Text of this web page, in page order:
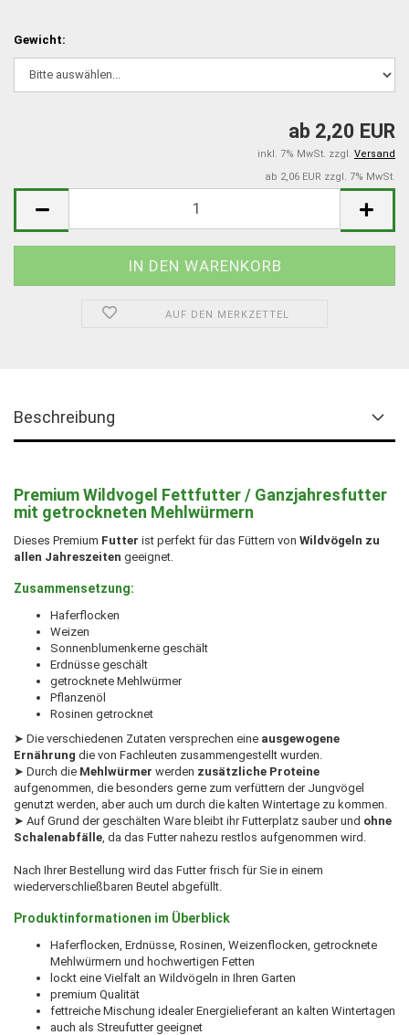
Gewicht:
ab 2,20 EUR
inkl. 7% MwSt. zzgl. Versand
ab 2,06 EUR zzgl. 7% MwSt.
AUF DEN MERKZETTEL
Beschreibung
Premium Wildvogel Fettfutter / Ganzjahresfutter
mit getrockneten Mehlwürmern
Dieses Premium Futter ist perfekt für das Füttern von Wildvögeln zu
allen Jahreszeiten geeignet.
Zusammensetzung:
Haferflocken
Weizen
Sonnenblumenkerne geschält
Erdnüsse geschält
getrocknete Mehlwürmer
Pflanzenöl
Rosinen getrocknet
➤ Die verschiedenen Zutaten versprechen eine ausgewogene
Ernährung die von Fachleuten zusammengestellt wurden.
➤ Durch die Mehlwürmer werden zusätzliche Proteine
aufgenommen, die besonders gerne zum verfüttern der Jungvögel
genutzt werden, aber auch um durch die kalten Wintertage zu kommen.
➤ Auf Grund der geschälten Ware bleibt ihr Futterplatz sauber und ohne
Schalenabfälle , da das Futter nahezu restlos aufgenommen wird.
Nach Ihrer Bestellung wird das Futter frisch für Sie in einem
wiederverschließbaren Beutel abgefüllt.
Produktinformationen im Überblick
Haferflocken, Erdnüsse, Rosinen, Weizenflocken, getrocknete
Mehlwürmern und hochwertigen Fetten
lockt eine Vielfalt an Wildvögeln in Ihren Garten
premium Qualität
fettreiche Mischung idealer Energielieferant an kalten Wintertagen
auch als Streufutter geeignet